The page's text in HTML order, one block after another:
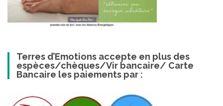
Terres d’Emotions accepte en plus des
espèces/chèques/Vir bancaire/ Carte
Bancaire les paiements par :